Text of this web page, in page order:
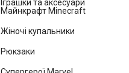
Іграшки та аксесуари
Майнкрафт Minecraft
Жіночі купальники
Рюкзаки